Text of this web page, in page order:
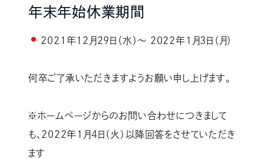
年末年始休業期間
2021年12月29日（水）～ 2022年1月3日（月）
何卒ご了承いただきますようお願い申し上げます。
※ホームページからのお問い合わせにつきまして
も、2022年1月4日（火）以降回答をさせていただき
ます